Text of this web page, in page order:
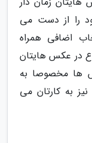
را از دست می
اضافی همراه
در عکس هایتان
ها مخصوصا به
به کارتان می